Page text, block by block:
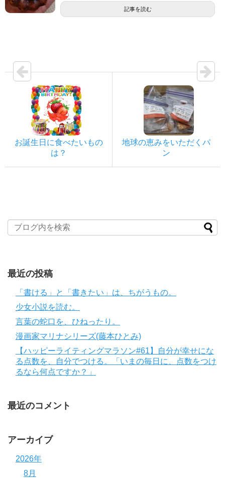
記事を読む
お誕生日に食べたいもの
は？
地球の恵みをいただくパ
ン
最近の投稿
「書ける」と「書きたい」は、ちがうもの。
少女小説を読む。
言葉の蛇口を、ひねったり。
漫画家マリナシリーズ(藤本ひとみ)
【ハッピーライティングマラソン#61】自分が幸せにな
る点数を、自分でつける。「いまの毎日に、点数をつけ
るなら何点ですか？」
最近のコメント
アーカイブ
2026年
8月